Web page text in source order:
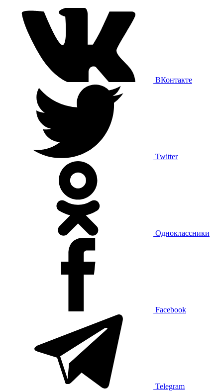
ВКонтакте
Twitter
Одноклассники
Facebook
Telegram